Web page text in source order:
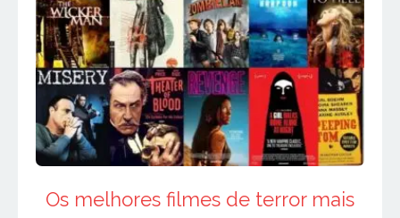
Os melhores filmes de terror mais